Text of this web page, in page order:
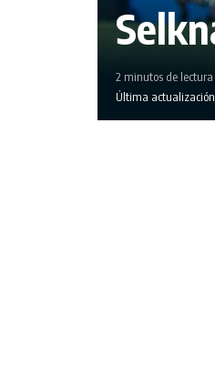
Última
2 minutos de lectura